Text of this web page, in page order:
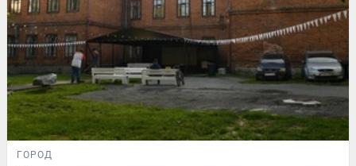
ГОРОД